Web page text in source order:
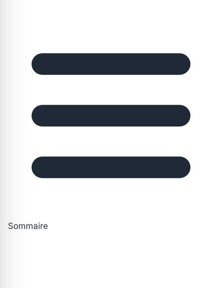
Sommaire